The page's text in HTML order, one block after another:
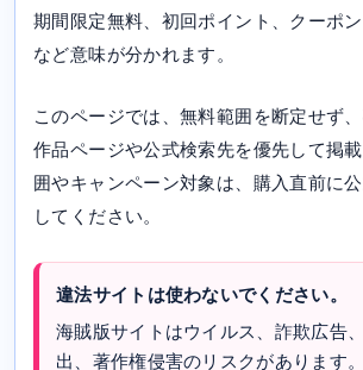
期間限定無料、初回ポイント、クーポン
など意味が分かれます。
このページでは、無料範囲を断定せず
作品ページや公式検索先を優先して掲
囲やキャンペーン対象は、購入直前に
してください。
違法サイトは使わないでください。
海賊版サイトはウイルス、詐欺広告
出、著作権侵害のリスクがあります